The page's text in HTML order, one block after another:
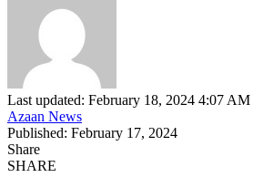
Last updated: February 18, 2024 4:07 AM
Azaan News
Published: February 17, 2024
Share
SHARE